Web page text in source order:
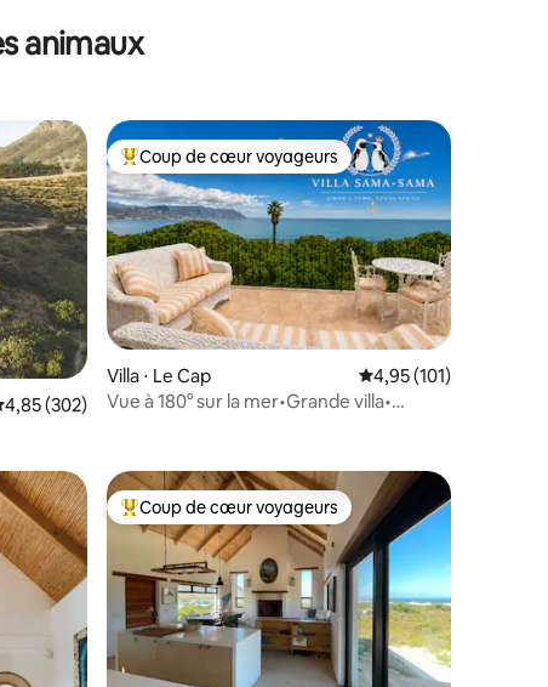
animaux
: 4,95 sur 5
moyenne sur la base de 302 commentaires : 4,85 sur 5
4,85 (302)
Coups de cœur voyageurs les plus appréciés
Coup de cœur voyageurs
Villa ⋅ Le Cap Évaluation moyenne
4,95 (101)
Vue à 180° sur la mer•Grande villa•
Coups de cœur voyageurs les plus appréciés
Coup de cœur voyageurs